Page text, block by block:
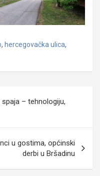
, hercegovačka ulica,
spaja – tehnologiju,
u gostima, općinski
derbi u Bršadinu